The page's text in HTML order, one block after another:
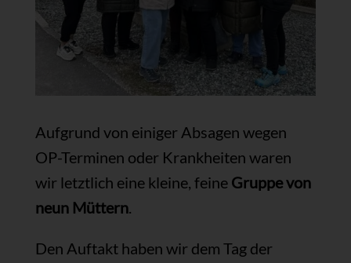
Aufgrund von einiger Absagen wegen
OP-Terminen oder Krankheiten waren
wir letztlich eine kleine, feine Gruppe von
neun Müttern.
Den Auftakt haben wir dem Tag der